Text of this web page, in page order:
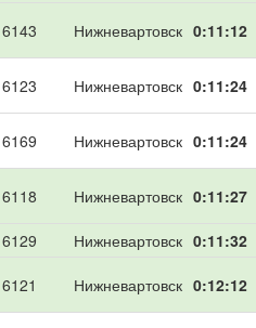
6143 Нижневартовск 0:11:12
6123 Нижневартовск 0:11:24
6169 Нижневартовск 0:11:24
6118 Нижневартовск 0:11:27
6129 Нижневартовск 0:11:32
6121 Нижневартовск 0:12:12